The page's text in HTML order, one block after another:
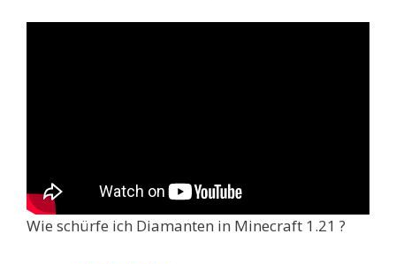
Wie schürfe ich Diamanten in Minecraft 1.21 ?